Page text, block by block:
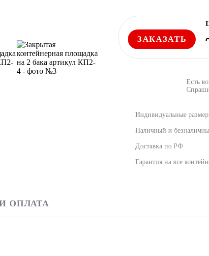
ЗАКАЗАТЬ
Есть
Индивидуальные
Наличный и
Доставка по РФ
Гарантия на все
ОПЛАТА